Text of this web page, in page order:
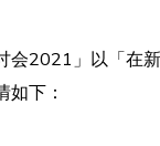
会2021」以「在
如下：